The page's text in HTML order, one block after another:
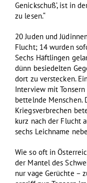
Genickschuß’, ist in
zu lesen.“
20 Juden und
Flucht; 14 wurden
Sechs Häftlingen
dünn besiedelten
dort zu verstecken.
Interview mit
bettelnde Menschen.
Kriegsverbrechen
kurz nach der Flucht
sechs Leichname
Wie so oft in
der Mantel des
nur vage Gerüchte –